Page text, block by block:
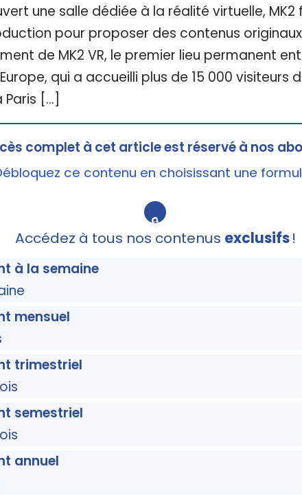
une salle dédiée à la réalité virtuelle, MK2
pour proposer des contenus originaux
de MK2 VR, le premier lieu permanent
qui a accueilli plus de 15 000 visiteurs
[…]
complet à cet article est réservé à nos
ce contenu en choisissant une
🔒
Accédez à tous nos contenus exclusifs!
à la semaine
mensuel
trimestriel
semestriel
annuel